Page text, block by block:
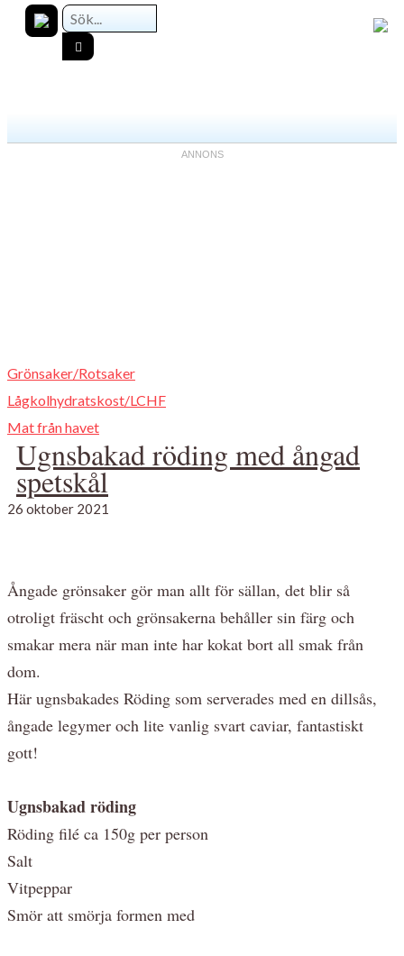
Grönsaker/Rotsaker
Lågkolhydratskost/LCHF
Mat från havet
Ugnsbakad röding med ångad
spetskål
26 oktober 2021
Ångade grönsaker gör man allt för sällan, det blir så
otroligt fräscht och grönsakerna behåller sin färg och
smakar mera när man inte har kokat bort all smak från
dom.
Här ugnsbakades Röding som serverades med en dillsås,
ångade legymer och lite vanlig svart caviar, fantastiskt
gott!
Ugnsbakad röding
Röding filé ca 150g per person
Salt
Vitpeppar
Smör att smörja formen med